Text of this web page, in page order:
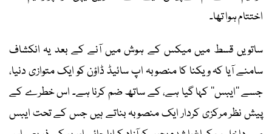
اختتام ہوا تھا۔
ساتویں قسط میں میکس کے ہوش میں آنے کے بعد یہ انکشاف
سامنے آیا کہ ویکنا کا منصوبہ اپ سائیڈ ڈاؤن کو ایک متوازی دنیا،
جسے ’’ایبس‘‘ کہا گیا ہے، کے ساتھ ضم کرنا ہے۔ اس خطرے کے
پیش نظر مرکزی کردار ایک منصوبہ بناتے ہیں جس کے تحت ایبس